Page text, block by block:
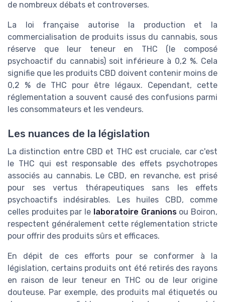
de nombreux débats et controverses.
La loi française autorise la production et la
commercialisation de produits issus du cannabis, sous
réserve que leur teneur en THC (le composé
psychoactif du cannabis) soit inférieure à 0,2 %. Cela
signifie que les produits CBD doivent contenir moins de
0,2 % de THC pour être légaux. Cependant, cette
réglementation a souvent causé des confusions parmi
les consommateurs et les vendeurs.
Les nuances de la législation
La distinction entre CBD et THC est cruciale, car c'est
le THC qui est responsable des effets psychotropes
associés au cannabis. Le CBD, en revanche, est prisé
pour ses vertus thérapeutiques sans les effets
psychoactifs indésirables. Les huiles CBD, comme
celles produites par le laboratoire Granionsou Boiron,
respectent généralement cette réglementation stricte
pour offrir des produits sûrs et efficaces.
En dépit de ces efforts pour se conformer à la
législation, certains produits ont été retirés des rayons
en raison de leur teneur en THC ou de leur origine
douteuse. Par exemple, des produits mal étiquetés ou